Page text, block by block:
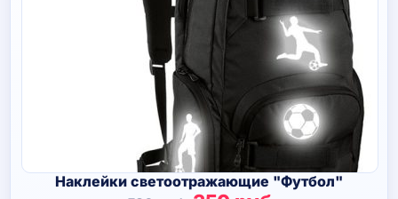
Наклейки светоотражающие "Футбол"